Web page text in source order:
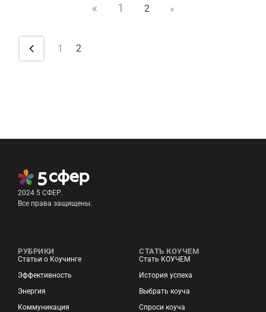
« 1 2 »
1 2
2024 5 СФЕР.
Все права защищены.
РУБРИКИ
Статьи о Коучинге
Эффективность
Энергия
Коммуникация
СТАТЬ КОУЧЕМ
Стать КОУЧЕМ
История успеха
Выбрать коуча
Спроси коуча